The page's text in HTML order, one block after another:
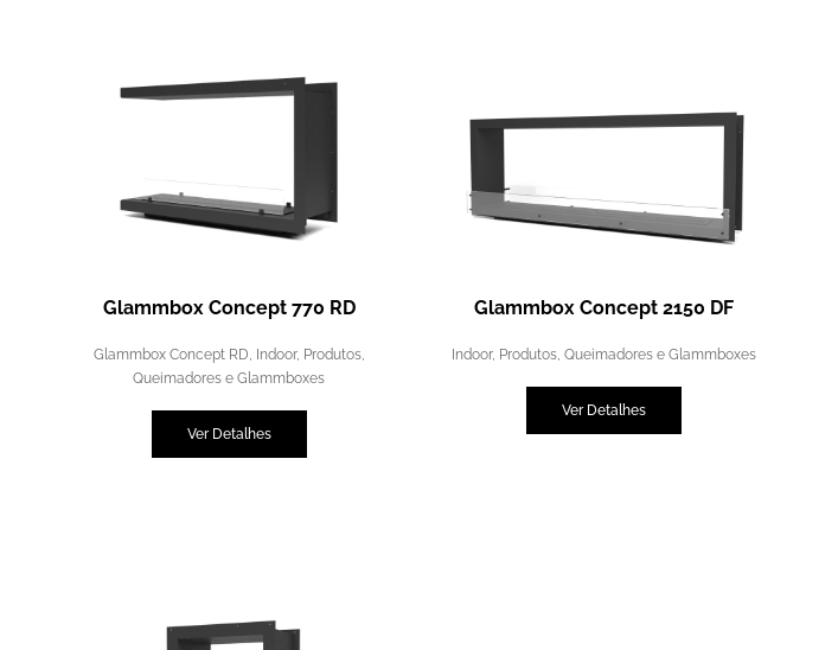
Glammbox Concept 770 RD
Glammbox Concept RD, Indoor, Produtos,
Queimadores e Glammboxes
Ver Detalhes
Glammbox Concept 2150 DF
Indoor, Produtos,Queimadores e Glammboxes
Ver Detalhes